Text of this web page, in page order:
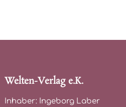
Welten-Verlag e.K.
Inhaber: Ingeborg Laber